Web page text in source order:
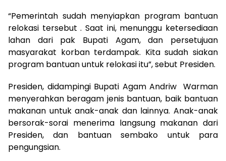
“Pemerintah sudah menyiapkan program bantuan
relokasi tersebut . Saat ini, menunggu ketersediaan
lahan dari pak Bupati Agam, dan persetujuan
masyarakat korban terdampak. Kita sudah siakan
program bantuan untuk relokasi itu”, sebut Presiden.
Presiden, didampingi Bupati Agam Andriw Warman
menyerahkan beragam jenis bantuan, baik bantuan
makanan untuk anak-anak dan lainnya. Anak-anak
bersorak-sorai menerima langsung makanan dari
Presiden, dan bantuan sembako untuk para
pengungsian.